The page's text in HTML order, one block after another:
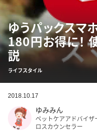
ゆうパックスマ
180円お得に！
説
ライフスタイル
2018.10.17
ゆみみん
ペットケアアドバイザ
ロスカウンセラー